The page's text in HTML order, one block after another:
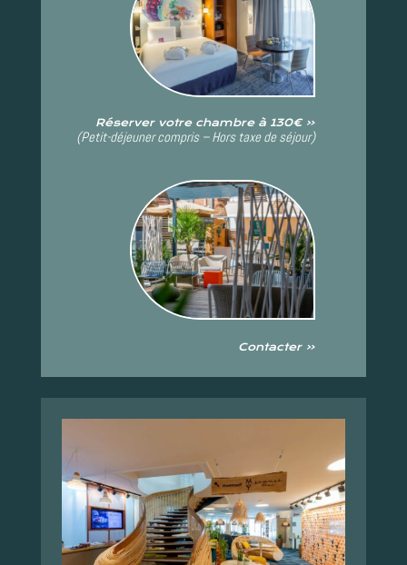
Réserver votre chambre à 130€ «
(Petit-déjeuner compris – Hors taxe de séjour)
Contacter «